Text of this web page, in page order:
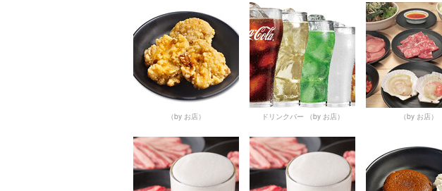
（by お店） ドリンクバー （by お店） （by お店）